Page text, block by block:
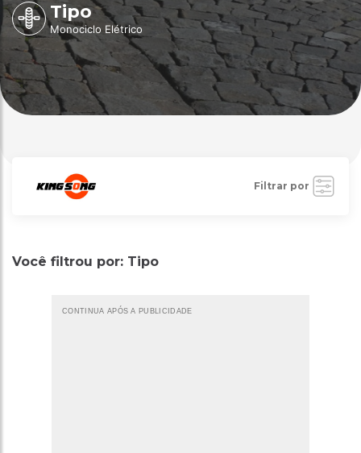
Tipo
Monociclo Elétrico
Filtrar por
Você filtrou por: Tipo
CONTINUA APÓS A PUBLICIDADE